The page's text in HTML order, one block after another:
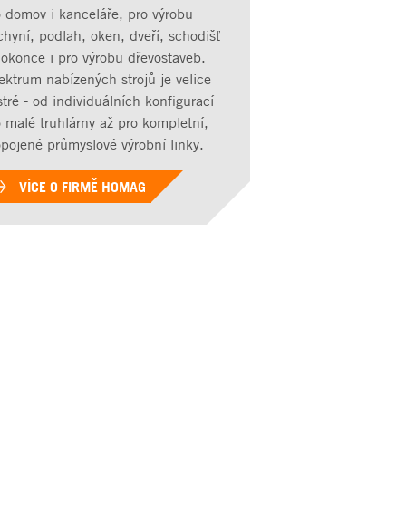
Agregát
domov i kanceláře, pro výrobu
podlah, oken, dveří, schodišť
i pro výrobu dřevostaveb.
nabízených strojů je velice
- od individuálních konfigurací
malé truhlárny až pro kompletní,
průmyslové výrobní linky.
VÍCE O FIRMĚ HOMAG